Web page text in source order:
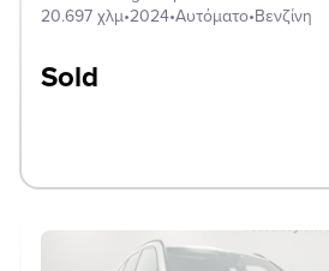
20.697 χλμ•2024•Αυτόματο•Βενζίνη
Sold